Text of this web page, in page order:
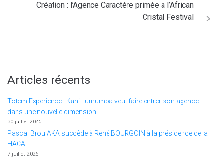
Création : l’Agence Caractère primée à l’African
Cristal Festival
Articles récents
Totem Experience : Kahi Lumumba veut faire entrer son agence
dans une nouvelle dimension
30 juillet 2026
Pascal Brou AKA succède à René BOURGOIN à la présidence de la
HACA
7 juillet 2026